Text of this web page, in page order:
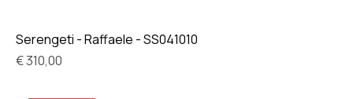
Serengeti - Raffaele - SS041010
Prijs
€ 310,00